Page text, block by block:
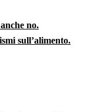
no.
sull’alimento.